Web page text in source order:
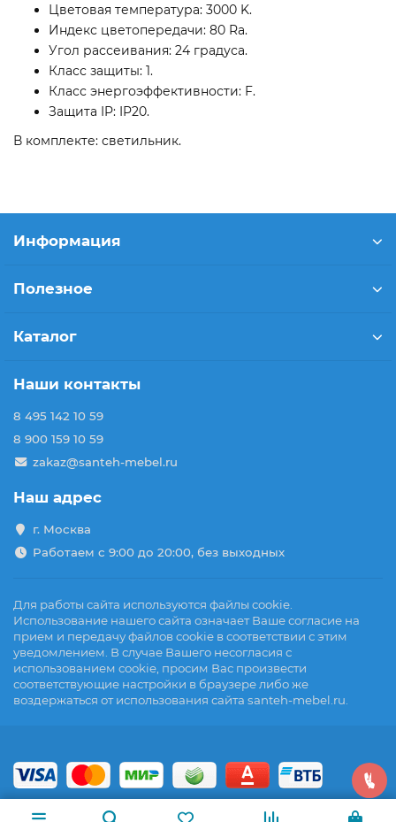
Цветовая температура: 3000 K.
Индекс цветопередачи: 80 Ra.
Угол рассеивания: 24 градуса.
Класс защиты: 1.
Класс энергоэффективности: F.
Защита IP: IP20.
В комплекте: светильник.
Информация
Полезное
Каталог
Наши контакты
8 495 142 10 59
8 900 159 10 59
zakaz@santeh-mebel.ru
Наш адрес
г. Москва
Работаем с 9:00 до 20:00, без выходных
Для работы сайта используются файлы cookie.
Использование нашего сайта означает Ваше согласие на
прием и передачу файлов cookie в соответствии с этим
уведомлением. В случае Вашего несогласия с
использованием cookie, просим Вас произвести
соответствующие настройки в браузере либо же
воздержаться от использования сайта santeh-mebel.ru.